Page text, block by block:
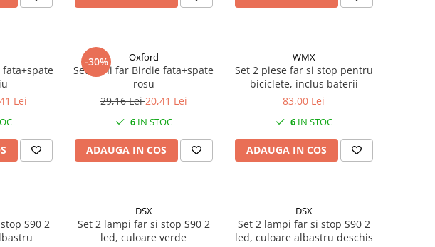
Lei
-30% Oxford
Set mini far Birdie fata+spate
rosu
29,16 Lei20,41 Lei
6IN STOC
ADAUGA IN COS
WMX
Set 2 piese far si stop pentru
biciclete, inclus baterii
83,00 Lei
6IN STOC
ADAUGA IN COS
S90 2
DSX
Set 2 lampi far si stop S90 2
led, culoare verde
DSX
Set 2 lampi far si stop S90 2
led, culoare albastru deschis